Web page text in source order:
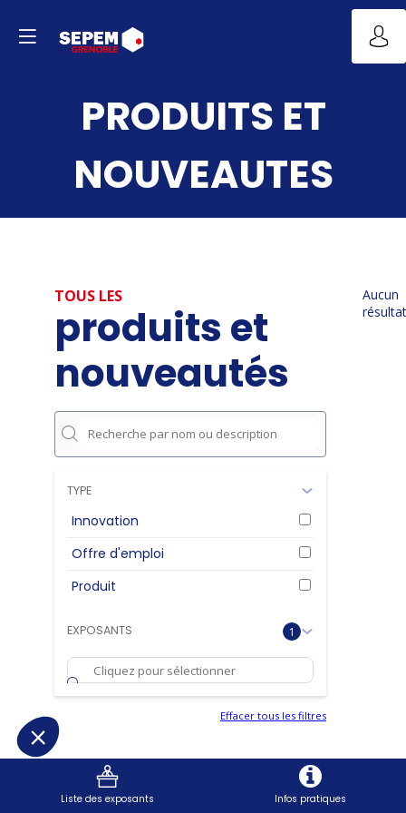
PRODUITS ET
NOUVEAUTES
TOUS LES
produits et
nouveautés
TYPE
Innovation
Offre d'emploi
Produit
EXPOSANTS 1
Effacer tous les filtres
Aucun
résultat
Liste des exposants Infos pratiques